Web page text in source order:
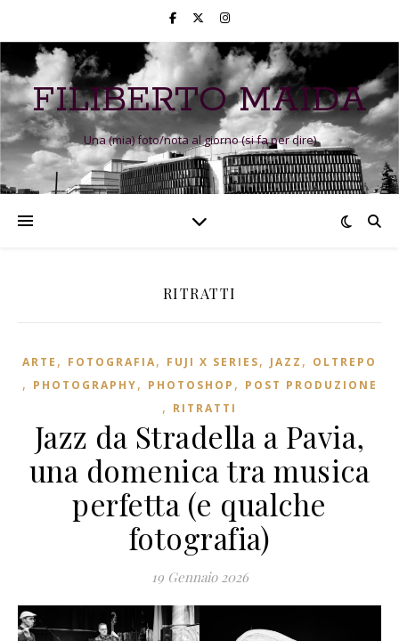
FILIBERTO MAIDA
Una (mia) foto/nota al giorno (si fa per dire)
RITRATTI
ARTE , FOTOGRAFIA, FUJI X SERIES, JAZZ , OLTREPO
, PHOTOGRAPHY, PHOTOSHOP , POST PRODUZIONE
, RITRATTI
Jazz da Stradella a Pavia,
una domenica tra musica
perfetta (e qualche
fotografia)
19 Gennaio 2026